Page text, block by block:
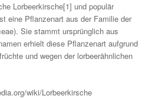
Lorbeerkirsche[1] und populär
eine Pflanzenart aus der Familie der
Sie stammt ursprünglich aus
erhielt diese Pflanzenart aufgrund
und wegen der lorbeerähnlichen
wiki/Lorbeerkirsche